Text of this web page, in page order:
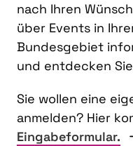
nach Ihren
über Events in
Bundesgebiet
und entdecken
Sie wollen eine
anmelden? Hier
Eingabeformular.